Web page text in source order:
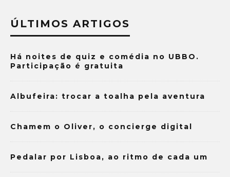
ÚLTIMOS ARTIGOS
Há noites de quiz e comédia no UBBO.
Participação é gratuita
Albufeira: trocar a toalha pela aventura
Chamem o Oliver, o concierge digital
Pedalar por Lisboa, ao ritmo de cada um